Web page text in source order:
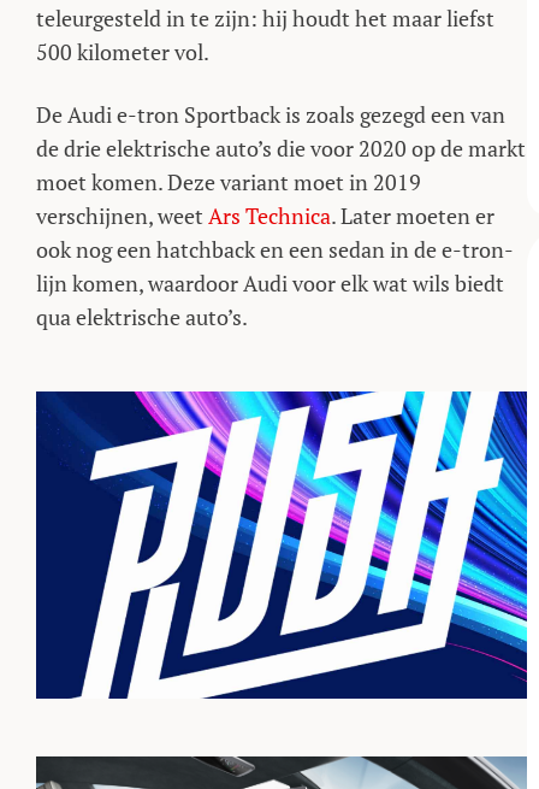
teleurgesteld in te zijn: hij houdt het maar liefst
500 kilometer vol.
De Audi e-tron Sportback is zoals gezegd een van
de drie elektrische auto’s die voor 2020 op de markt
moet komen. Deze variant moet in 2019
verschijnen, weet Ars Technica. Later moeten er
ook nog een hatchback en een sedan in de e-tron-
lijn komen, waardoor Audi voor elk wat wils biedt
qua elektrische auto’s.